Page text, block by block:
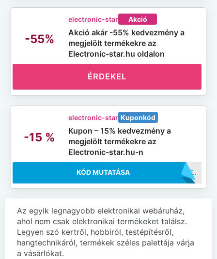
-55%
electronic-star Akció
Akció akár -55% kedvezmény a
megjelölt termékekre az
Electronic-star.hu oldalon
ÉRDEKEL
-15 %
electronic-star Kuponkód
Kupon – 15% kedvezmény a
megjelölt termékekre az
Electronic-star.hu-n
KÓD MUTATÁSA ..5OFF
Az egyik legnagyobb elektronikai webáruház,
ahol nem csak elektronikai termékeket találsz.
Legyen szó kertről, hobbiról, testépítésről,
hangtechnikáról, termékek széles palettája várja
a vásárlókat.